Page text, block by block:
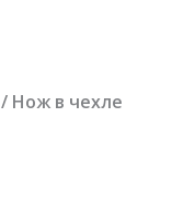
/ Нож в чехле